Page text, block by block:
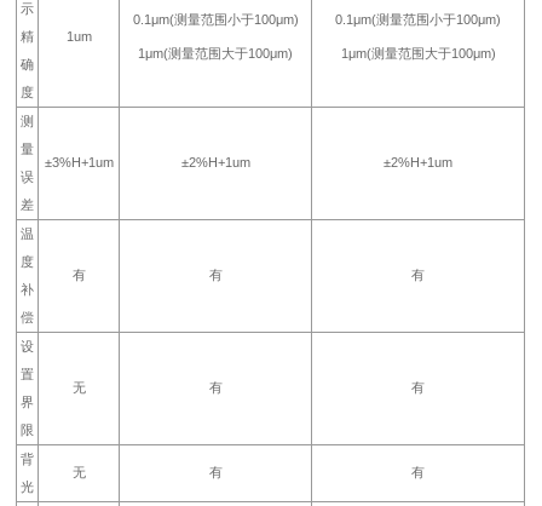
示
精
确
度
1um
0.1μm(测量范围小于100μm)
1μm(测量范围大于100μm)
0.1μm(测量范围小于100μm)
1μm(测量范围大于100μm)
测
量
误
差
±3%H+1um ±2%H+1um ±2%H+1um
温
度
补
偿
有 有 有
设
置
界
限
无 有 有
背
光
无 有 有